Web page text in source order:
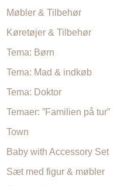
Møbler & Tilbehør
Køretøjer & Tilbehør
Tema: Børn
Tema: Mad & indkøb
Tema: Doktor
Temaer: ”Familien på tur”
Town
Baby with Accessory Set
Sæt med figur & møbler